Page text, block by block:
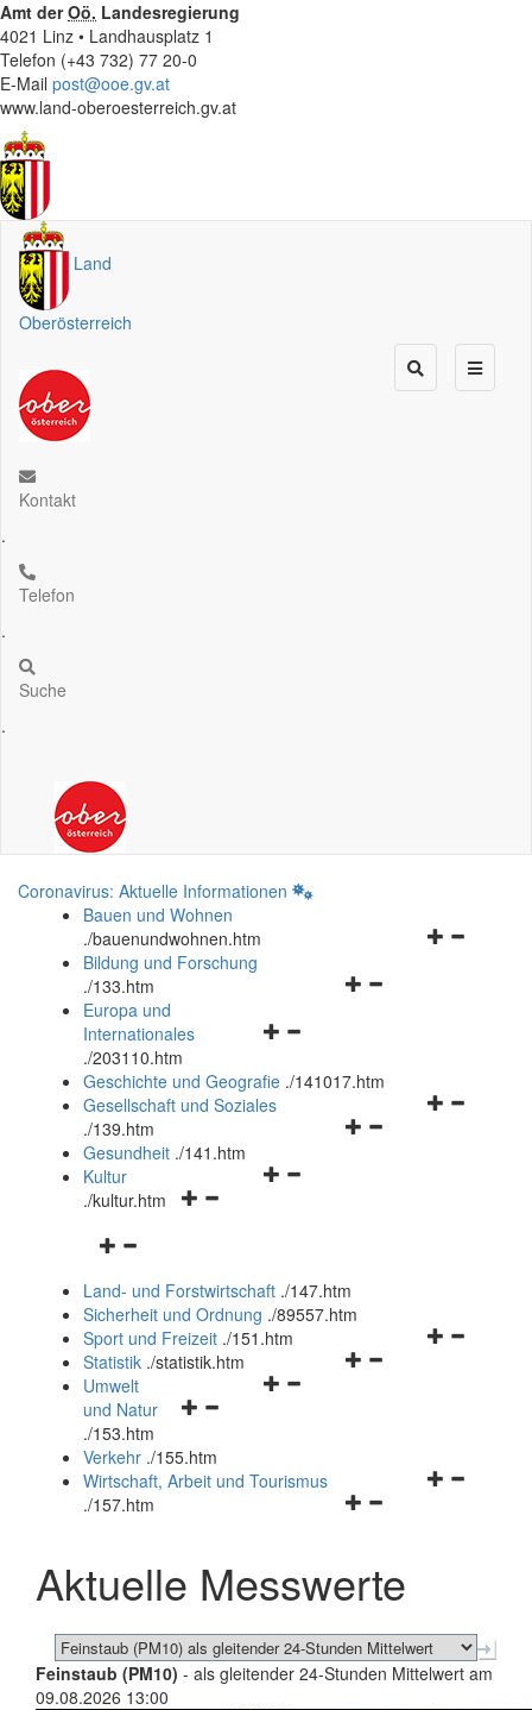
Amt derOö. Landesregierung
4021 Linz • Landhausplatz 1
Telefon (+43 732) 77 20-0
E-Mail post@ooe.gv.at
www.land-oberoesterreich.gv.at
Land
Oberösterreich
Kontakt
.
Telefon
.
Suche
.
Coronavirus: Aktuelle Informationen
Bauen und Wohnen
./bauenundwohnen.htm
Navigationsmenü
Bildung und Forschung
./133.htm
Navigationsmenü
und
schließen
Europa und
Internationales
./203110.htm
Geschichte und Geografie ./141017.htm
Navigationsmenü
Gesellschaft und Soziales
./139.htm
Navigationsmenü
Gesundheit ./141.htm
Navigationsmenü
Kultur
./kultur.htm
Navigationsmenü
und
schließen
Land- und Forstwirtschaft ./147.htm
Sicherheit und Ordnung ./89557.htm
Navigationsmenü
Sport und Freizeit ./151.htm
Navigationsmenü
Statistik ./statistik.htm
Navigationsmenü
und
schließen
Umwelt
und Natur
./153.htm
Verkehr ./155.htm
Navigationsmenü
schließen
Wirtschaft, Arbeit und Tourismus
./157.htm
Aktuelle Messwerte
Feinstaub (PM10) - als gleitender 24-Stunden Mittelwert am
09.08.2026 13:00